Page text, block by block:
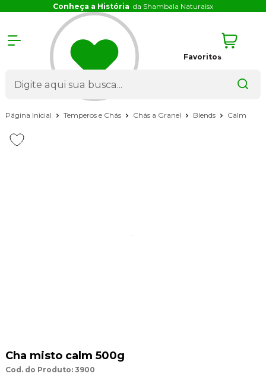
Conheça a História da Shambala Naturaisx
Favoritos
Página Inicial Temperos e Chás Chás a Granel Blends Calm
Cha misto calm 500g
Cod. do Produto: 3900